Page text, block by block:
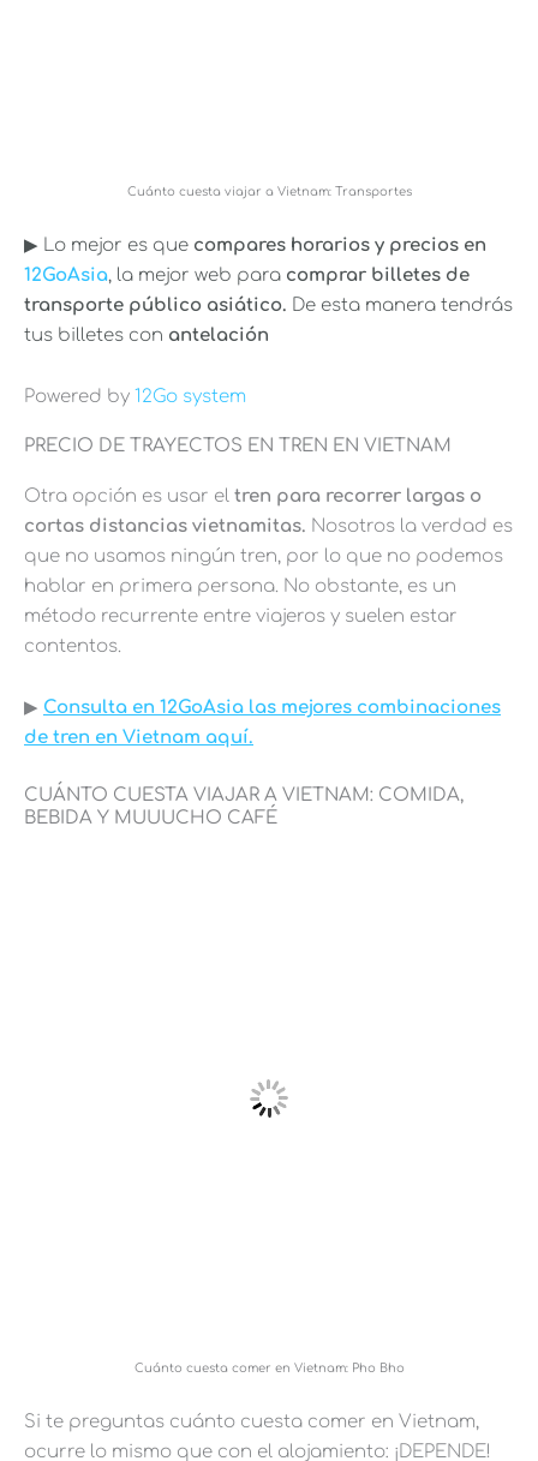
Cuánto cuesta viajar a Vietnam: Transportes
▶︎ Lo mejor es que compares horarios y precios en
12GoAsia, la mejor web para comprar billetes de
transporte público asiático. De esta manera tendrás
tus billetes con antelación
Powered by 12Go system
PRECIO DE TRAYECTOS EN TREN EN VIETNAM
Otra opción es usar el tren para recorrer largas o
cortas distancias vietnamitas. Nosotros la verdad es
que no usamos ningún tren, por lo que no podemos
hablar en primera persona. No obstante, es un
método recurrente entre viajeros y suelen estar
contentos.
▶︎ Consulta en 12GoAsia las mejores combinaciones
de tren en Vietnam aquí.
CUÁNTO CUESTA VIAJAR A VIETNAM: COMIDA,
BEBIDA Y MUUUCHO CAFÉ
Cuánto cuesta comer en Vietnam: Pho Bho
Si te preguntas cuánto cuesta comer en Vietnam,
ocurre lo mismo que con el alojamiento: ¡DEPENDE!